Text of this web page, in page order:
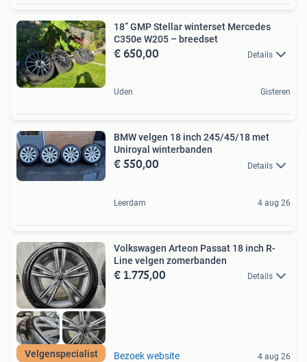
18” GMP Stellar winterset Mercedes
C350e W205 – breedset
€ 650,00 Details
Uden Gisteren
BMW velgen 18 inch 245/45/18 met
Uniroyal winterbanden
€ 550,00 Details
Leerdam 4 aug 26
Velgenspecialist
Volkswagen Arteon Passat 18 inch R-
Line velgen zomerbanden
€ 1.775,00 Details
Bezoek website 4 aug 26